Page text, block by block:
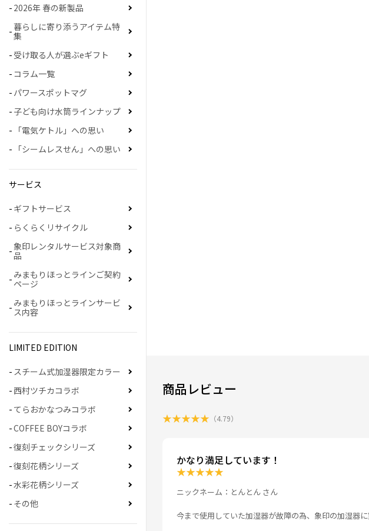
商品レビュー
★★★★★ （4.79）
かなり満足しています！
★★★★★
ニックネーム：とんとん さん
今まで使用していた加湿器が故障の為、象印の加湿器に
2026年 春の新製品
暮らしに寄り添うアイテム特
集
受け取る人が選ぶeギフト
コラム一覧
パワースポットマグ
子ども向け水筒ラインナップ
「電気ケトル」への思い
「シームレスせん」への思い
サービス
ギフトサービス
らくらくリサイクル
象印レンタルサービス対象商
品
みまもりほっとラインご契約
ページ
みまもりほっとラインサービ
ス内容
LIMITED EDITION
スチーム式加湿器限定カラー
西村ツチカコラボ
てらおかなつみコラボ
COFFEE BOYコラボ
復刻チェックシリーズ
復刻花柄シリーズ
水彩花柄シリーズ
その他